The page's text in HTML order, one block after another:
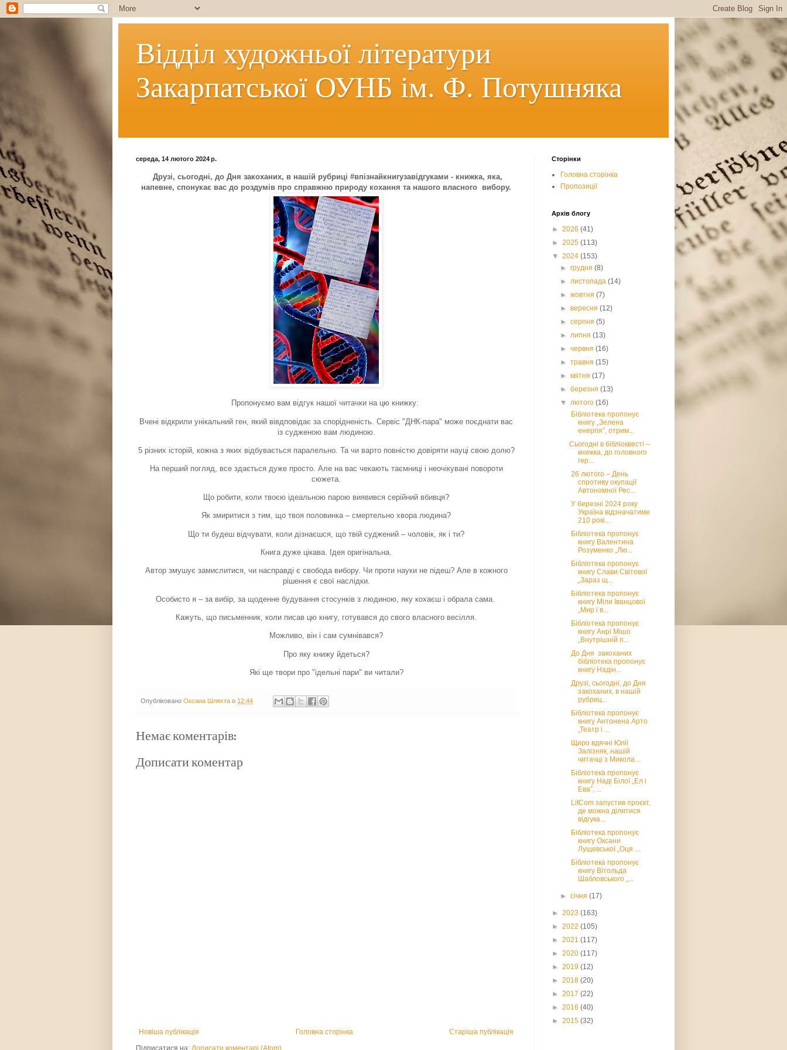
Відділ художньої літератури
Закарпатської ОУНБ ім. Ф. Потушняка
середа, 14 лютого 2024 р.
Друзі, сьогодні, до Дня закоханих, в нашій рубриці #впізнайкнигузавідгуками - книжка, яка,
напевне, спонукає вас до роздумів про справжню природу кохання та нашого власного вибору.
Пропонуємо вам відгук нашої читачки на цю книжку:
Вчені відкрили унікальний ген, який вівдповідає за спорідненість. Сервіс "ДНК-пара" може поєднати вас
із судженою вам людиною.
5 різних історій, кожна з яких відбувається паралельно. Та чи варто повністю довіряти науці свою долю?
На перший погляд, все здається дуже просто. Але на вас чекають таємниці і неочікувані повороти
сюжета.
Що робити, коли твоєю ідеальною парою виявився серійний вбивця?
Як змиритися з тим, що твоя половинка – смертельно хвора людина?
Що ти будеш відчувати, коли дізнаєшся, що твій суджений – чоловік, як і ти?
Книга дуже цікава. Ідея оригінальна.
Автор змушує замислитися, чи насправді є свобода вибору. Чи проти науки не підеш? Але в кожного
рішення є свої наслідки.
Особисто я – за вибір, за щоденне будування стосунків з людиною, яку кохаєш і обрала сама.
Кажуть, що письменник, коли писав цю книгу, готувався до свого власного весілля.
Можливо, він і сам сумнівався?
Про яку книжу йдеться?
Які ще твори про "ідельні пари" ви читали?
Опубліковано Оксана Шляхта о 12:44
Немає коментарів:
Дописати коментар
Новіша публікація Старіша публікація
Головна сторінка
Сторінки
Головна сторінка
Пропозиції
Архів блогу
► 2026 (41)
► 2025 (113)
▼ 2024 (153)
►грудня(8)
►листопада(14)
►жовтня(7)
►вересня(12)
►серпня(5)
►липня(13)
►червня(16)
►травня(15)
►квітня(17)
►березня(13)
▼лютого(16)
Бібліотека пропонує
книгу „Зелена
енергія”, отрим...
Сьогодні в бібліоквесті –
книжка, до головного
гер...
26 лютого – День
спротиву окупації
Автономної Рес...
У березні 2024 року
Україна відзначатиме
210 рокі...
Бібліотека пропонує
книгу Валентина
Розуменко „Лю...
Бібліотека пропонує
книгу Слави Світової
„Зараз щ...
Бібліотека пропонує
книгу Міли Іванцової
„Мир і в...
Бібліотека пропонує
книгу Анрі Мішо
„Внутрішній п...
До Дня закоханих
бібліотека пропонує
книгу Надін...
Друзі, сьогодні, до Дня
закоханих, в нашій
рубриц...
Бібліотека пропонує
книгу Антонена Арто
„Театр і ...
Щиро вдячні Юлії
Залізняк, нашій
читачці з Микола...
Бібліотека пропонує
книгу Наді Білої „Ел і
Ева”, ...
LitCom запустив проєкт,
де можна ділитися
відгука...
Бібліотека пропонує
книгу Оксани
Лущевської „Оця ...
Бібліотека пропонує
книгу Вітольда
Шабловського „...
►січня(17)
► 2023 (163)
► 2022 (105)
► 2021 (117)
► 2020 (117)
► 2019 (12)
► 2018 (20)
► 2017 (22)
► 2016 (40)
► 2015 (32)